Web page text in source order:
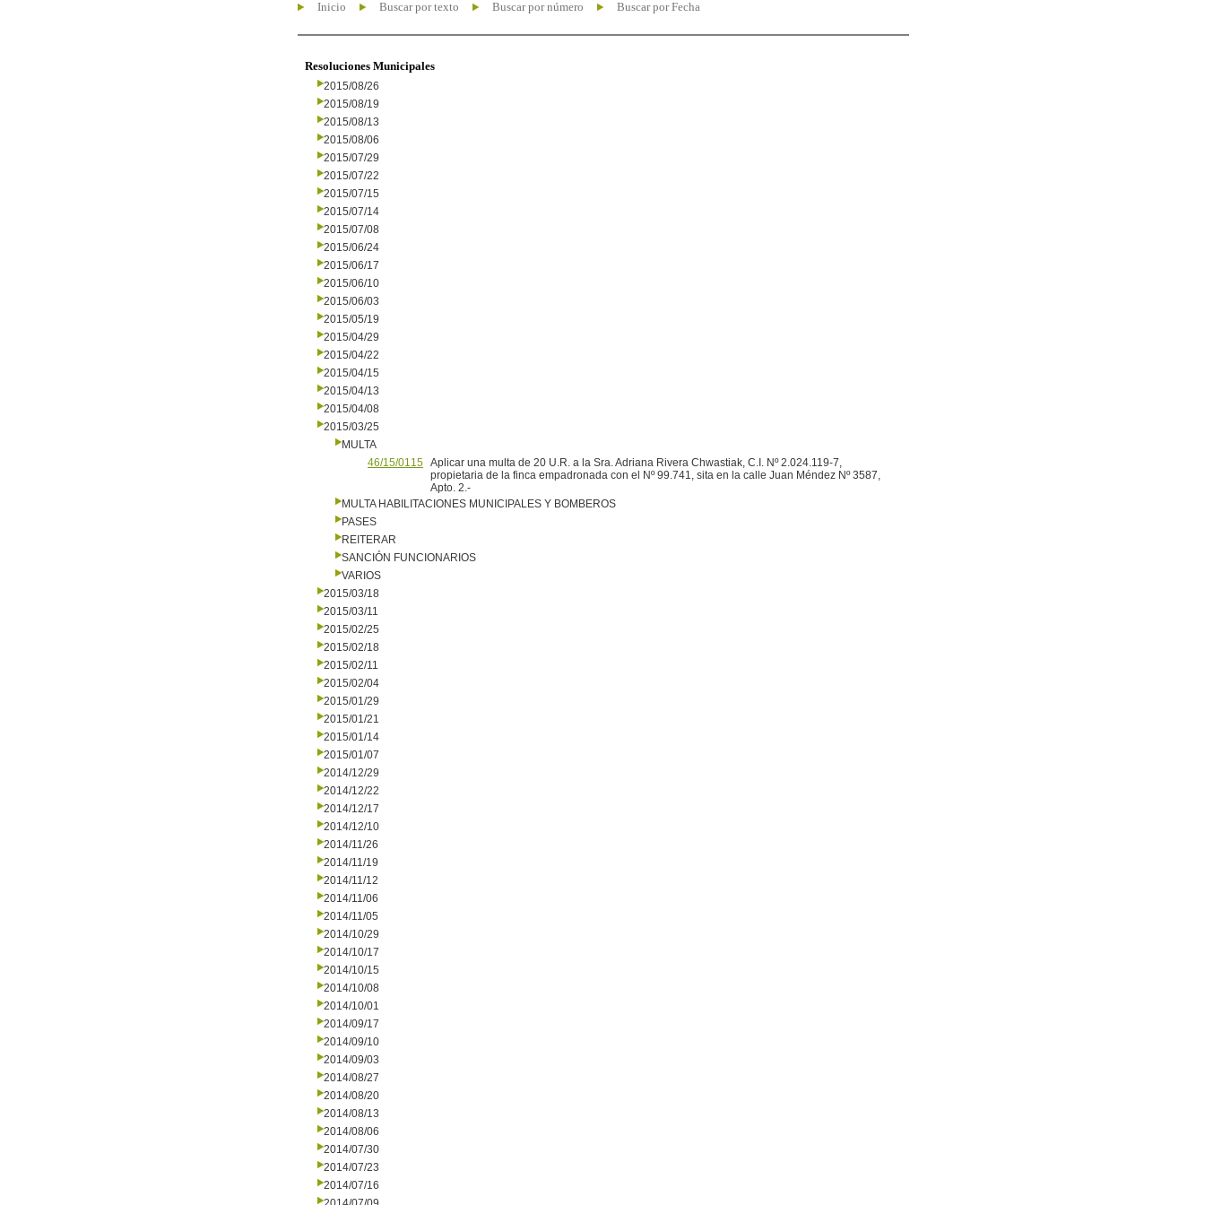
Inicio Buscar por texto Buscar por número Buscar por Fecha
Resoluciones Municipales
2015/08/26
2015/08/19
2015/08/13
2015/08/06
2015/07/29
2015/07/22
2015/07/15
2015/07/14
2015/07/08
2015/06/24
2015/06/17
2015/06/10
2015/06/03
2015/05/19
2015/04/29
2015/04/22
2015/04/15
2015/04/13
2015/04/08
2015/03/25
MULTA
46/15/0115 Aplicar una multa de 20 U.R. a la Sra. Adriana Rivera Chwastiak, C.I. Nº 2.024.119-7,
propietaria de la finca empadronada con el Nº 99.741, sita en la calle Juan Méndez Nº 3587,
Apto. 2.-
MULTA HABILITACIONES MUNICIPALES Y BOMBEROS
PASES
REITERAR
SANCIÓN FUNCIONARIOS
VARIOS
2015/03/18
2015/03/11
2015/02/25
2015/02/18
2015/02/11
2015/02/04
2015/01/29
2015/01/21
2015/01/14
2015/01/07
2014/12/29
2014/12/22
2014/12/17
2014/12/10
2014/11/26
2014/11/19
2014/11/12
2014/11/06
2014/11/05
2014/10/29
2014/10/17
2014/10/15
2014/10/08
2014/10/01
2014/09/17
2014/09/10
2014/09/03
2014/08/27
2014/08/20
2014/08/13
2014/08/06
2014/07/30
2014/07/23
2014/07/16